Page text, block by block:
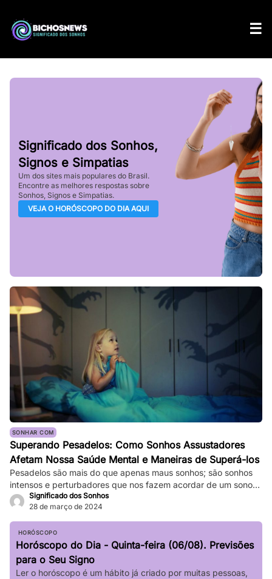
Significado dos Sonhos,
Signos e Simpatias
Um dos sites mais populares do Brasil.
Encontre as melhores respostas sobre
Sonhos, Signos e Simpatias.
VEJA O HORÓSCOPO DO DIA AQUI
SONHAR COM
Superando Pesadelos: Como Sonhos Assustadores
Afetam Nossa Saúde Mental e Maneiras de Superá-los
Pesadelos são mais do que apenas maus sonhos; são sonhos
intensos e perturbadores que nos fazem acordar de um sono
profundo. Eles podem ser tão vívidos e assustadores que
fazem nosso coração bater forte, e a sensação de medo
persiste mesmo depois de acordarmos. Enquanto pesadelos
ocasionais são comuns, ocorrências frequentes podem
impactar significativamente nossa […]
Significado dos Sonhos
28 de março de 2024
HORÓSCOPO
Horóscopo do Dia - Quinta-feira (06/08). Previsões
para o Seu Signo
Ler o horóscopo é um hábito já criado por muitas pessoas,